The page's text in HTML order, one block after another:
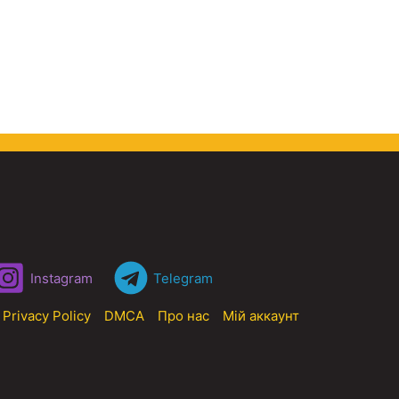
Instagram Telegram
Privacy Policy DMCA Про нас Мій аккаунт